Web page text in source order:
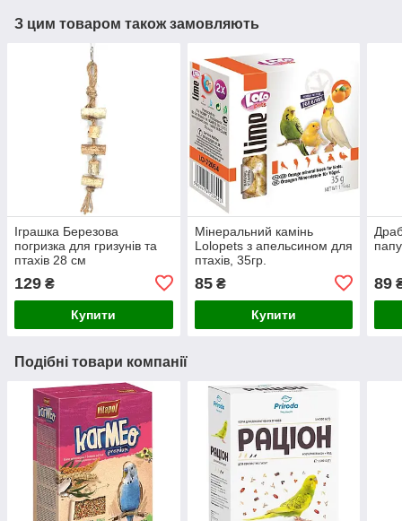
З цим товаром також замовляють
Іграшка Березова
погризка для гризунів та
птахів 28 см
129 ₴
Купити
Мінеральний камінь
Lolopets з апельсином для
птахів, 35гр.
85₴
Купити
89
Подібні товари компанії